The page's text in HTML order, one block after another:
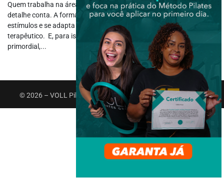
Quem trabalha na área da fisioterapia com idosos sabe que cada
detalhe conta. A forma como o paciente se movimenta, reage aos
estímulos e se adapta aos exercícios pode mudar tudo no plano
terapêutico. E, para isso, entender as nuances do envelhecimento é
primordial,...
© 2026 – VOLL Pilates Group. Todos os direitos reservados.